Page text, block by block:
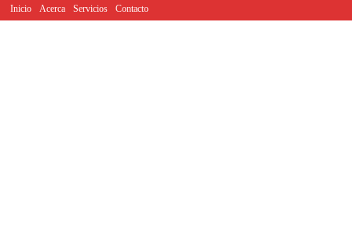
Inicio
Acerca Servicios Contacto